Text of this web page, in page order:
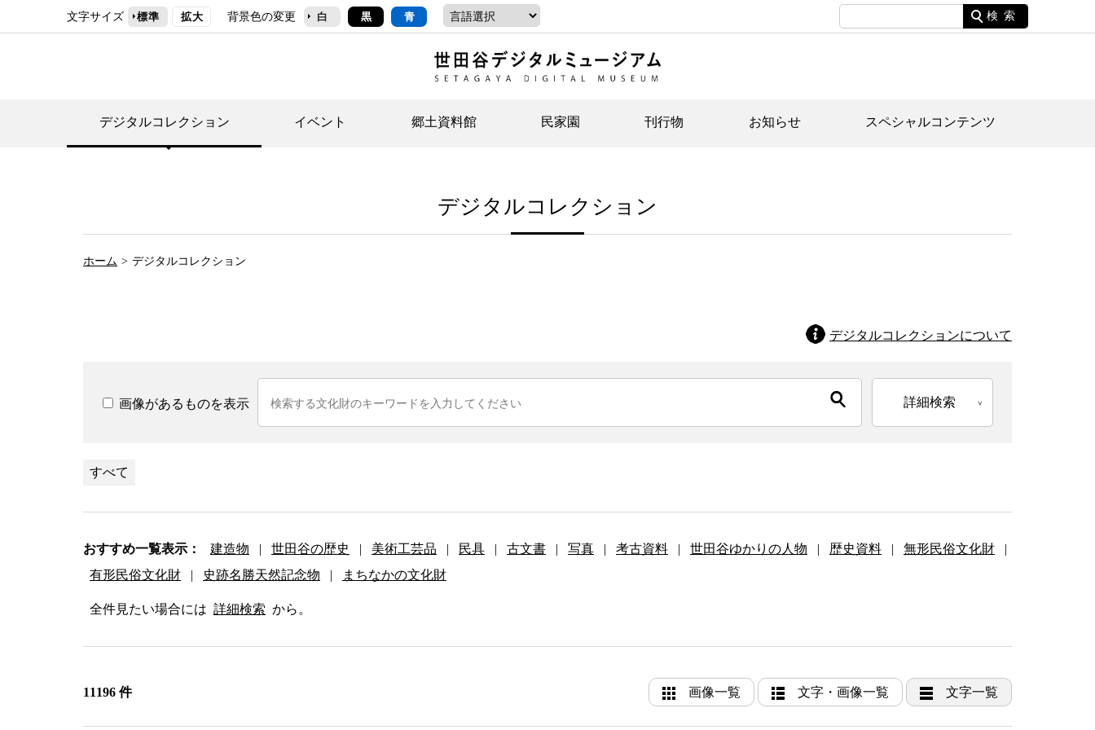
文字サイズ 標準 拡大 背景色の変更 白 黒 青 検索
デジタルコレクション イベント 郷土資料館
イベント
民家園
事業案内(テーマ展示・ボランティアなど) イベント
刊行物 お知らせ スペシャルコンテンツ
ジュニア講座
デジタルコレクション
ホーム デジタルコレクション
デジタルコレクションについて
画像があるものを表示 詳細検索
すべて
おすすめ一覧表示： 建造物 | 世田谷の歴史 | 美術工芸品 | 民具 | 古文書 | 写真 | 考古資料 | 世田谷ゆかりの人物 | 歴史資料 | 無形民俗文化財
|
有形民俗文化財
| 史跡名勝天然記念物 | まちなかの文化財
全件見たい場合には 詳細検索 から。
11196 件 画像一覧 文字・画像一覧 文字一覧